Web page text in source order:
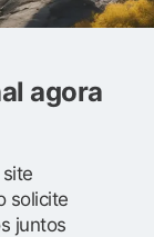
agora
solicite
juntos